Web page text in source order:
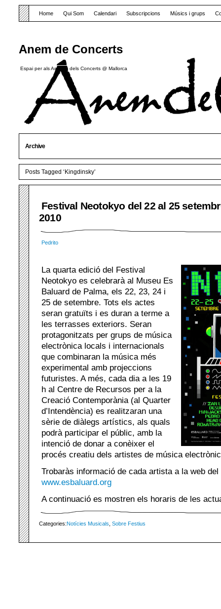
Anem de Concerts
Espai per als Amants dels Concerts @ Mallorca
Home Qui Som Calendari Subscripcions Músics i grups
Archive
Posts Tagged ‘Kingdinsky’
Festival Neotokyo del 22 al 25
2010
Pedrito
La quarta edició del Festival
Neotokyo es celebrarà al Museu Es
Baluard de Palma, els 22, 23, 24 i
25 de setembre. Tots els actes
seran gratuïts i es duran a terme a
les terrasses exteriors. Seran
protagonitzats per grups de música
electrònica locals i internacionals
que combinaran la música més
experimental amb projeccions
futuristes. A més, cada dia a les 19
h al Centre de Recursos per a la
Creació Contemporània (al Quarter
d’Intendència) es realitzaran una
sèrie de diàlegs artístics, als quals
podrà participar el públic, amb la
intenció de donar a conèixer el
procés creatiu dels artistes de música
Trobaràs informació de cada artista a la web del
www.esbaluard.org
A continuació es mostren els horaris de les
Categories:Notícies Musicals Sobre Festius